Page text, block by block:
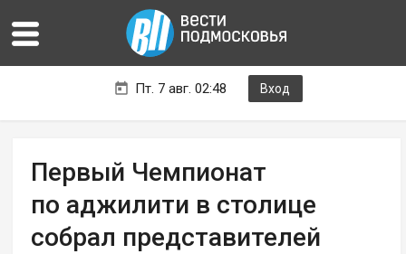
Пт. 7 авг. 02:48 Вход
Первый Чемпионат
по аджилити в столице
собрал представителей